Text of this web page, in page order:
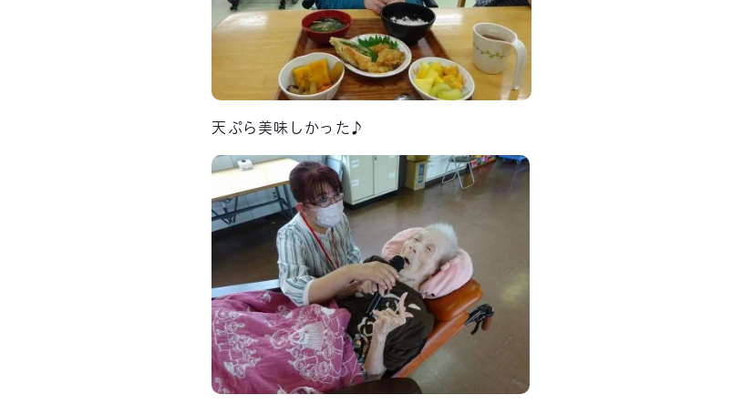
天ぷら美味しかった♪